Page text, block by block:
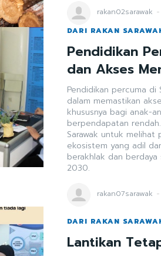
rakan02sarawak -
DARI RAKAN
Pendidikan
dan Akses
Pendidikan percuma di
dalam memastikan
khususnya bagi anak-
berpendapatan rendah. Inisiatif ini juga menegaskan komitmen Kerajaan
Sarawak untuk melihat
ekosistem yang adil
berakhlak dan
2030.
rakan07sarawak -
DARI RAKAN
Lantikan